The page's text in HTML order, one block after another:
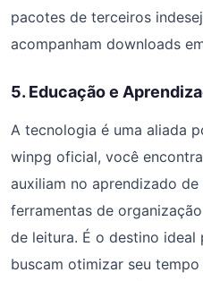
pacotes de terceiros
acompanham downloads
5. Educação e
A tecnologia é uma aliada
winpg oficial, você
auxiliam no aprendizado
ferramentas de
de leitura. É o destino ideal
buscam otimizar seu tempo